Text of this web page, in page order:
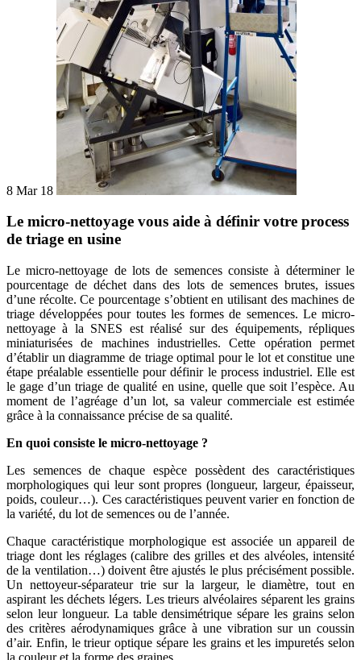
8 Mar 18
Le micro-nettoyage vous aide à définir votre process
de triage en usine
Le micro-nettoyage de lots de semences consiste à déterminer le
pourcentage de déchet dans des lots de semences brutes, issues
d’une récolte. Ce pourcentage s’obtient en utilisant des machines de
triage développées pour toutes les formes de semences. Le micro-
nettoyage à la SNES est réalisé sur des équipements, répliques
miniaturisées de machines industrielles. Cette opération permet
d’établir un diagramme de triage optimal pour le lot et constitue une
étape préalable essentielle pour définir le process industriel. Elle est
le gage d’un triage de qualité en usine, quelle que soit l’espèce. Au
moment de l’agréage d’un lot, sa valeur commerciale est estimée
grâce à la connaissance précise de sa qualité.
En quoi consiste le micro-nettoyage ?
Les semences de chaque espèce possèdent des caractéristiques
morphologiques qui leur sont propres (longueur, largeur, épaisseur,
poids, couleur…). Ces caractéristiques peuvent varier en fonction de
la variété, du lot de semences ou de l’année.
Chaque caractéristique morphologique est associée un appareil de
triage dont les réglages (calibre des grilles et des alvéoles, intensité
de la ventilation…) doivent être ajustés le plus précisément possible.
Un nettoyeur-séparateur trie sur la largeur, le diamètre, tout en
aspirant les déchets légers. Les trieurs alvéolaires séparent les grains
selon leur longueur. La table densimétrique sépare les grains selon
des critères aérodynamiques grâce à une vibration sur un coussin
d’air. Enfin, le trieur optique sépare les grains et les impuretés selon
la couleur et la forme des graines.